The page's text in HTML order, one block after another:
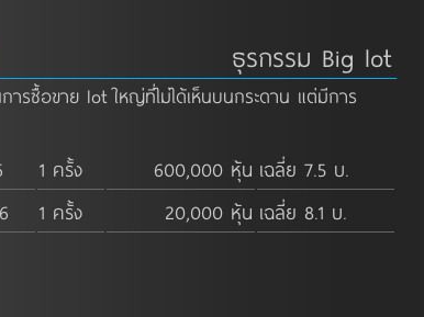
ธุรกรรม Big lot
ารซื้อขาย lot ใหญ่ที่ไม่ได้เห็นบนกระดาน แต่มีการ
1 ครั้ง 600,000 หุ้น เฉลี่ย 7.5 บ.
1 ครั้ง 20,000 หุ้น เฉลี่ย 8.1 บ.